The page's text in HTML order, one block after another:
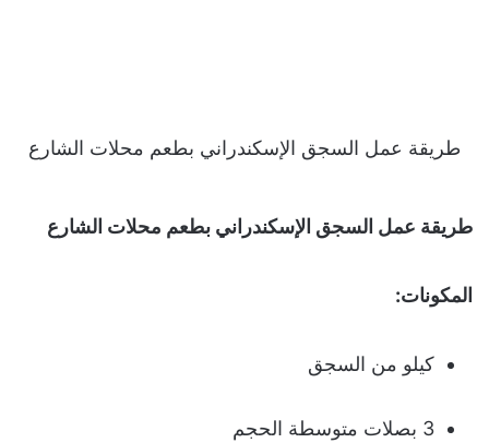
طريقة عمل السجق الإسكندراني بطعم محلات الشارع
طريقة عمل السجق الإسكندراني بطعم محلات الشارع
المكونات:
كيلو من السجق
3 بصلات متوسطة الحجم